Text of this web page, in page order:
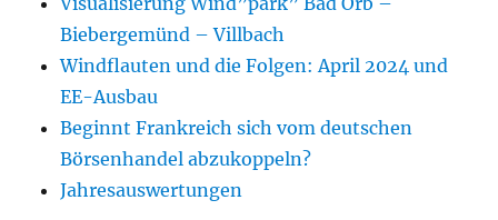
Biebergemünd – Villbach
Windflauten und die Folgen: April 2024 und
EE-Ausbau
Beginnt Frankreich sich vom deutschen
Börsenhandel abzukoppeln?
Jahresauswertungen